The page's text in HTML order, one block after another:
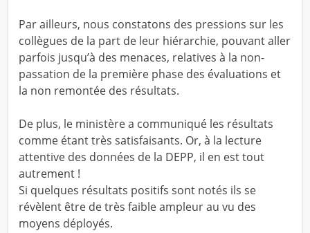
Par ailleurs, nous constatons des pressions sur les
collègues de la part de leur hiérarchie, pouvant aller
parfois jusqu’à des menaces, relatives à la non-
passation de la première phase des évaluations et
la non remontée des résultats.
De plus, le ministère a communiqué les résultats
comme étant très satisfaisants. Or, à la lecture
attentive des données de la DEPP, il en est tout
autrement !
Si quelques résultats positifs sont notés ils se
révèlent être de très faible ampleur au vu des
moyens déployés.